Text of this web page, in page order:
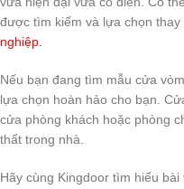
được tìm kiếm và lựa chọn thay
nghiệp.
Nếu bạn đang tìm mẫu cửa
lựa chọn hoàn hảo cho bạn.
cửa phòng khách hoặc phòng
thất trong nhà.
Hãy cùng Kingdoor tìm hiểu